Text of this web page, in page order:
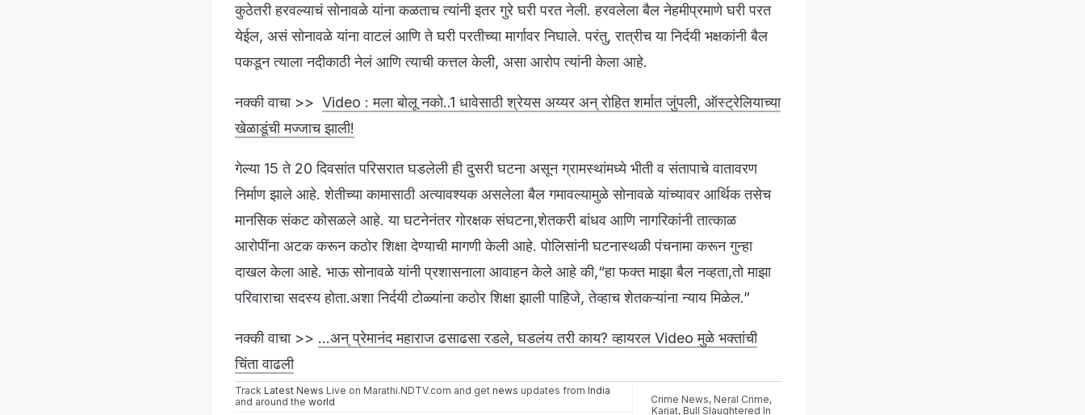
कुठेतरी हरवल्याचं सोनावळे यांना कळताच त्यांनी इतर गुरे घरी परत नेली. हरवलेला बैल नेहमीप्रमाणे घरी परत
येईल, असं सोनावळे यांना वाटलं आणि ते घरी परतीच्या मार्गावर निघाले. परंतु, रात्रीच या निर्दयी भक्षकांनी बैल
पकडून त्याला नदीकाठी नेलं आणि त्याची कत्तल केली, असा आरोप त्यांनी केला आहे.
नक्की वाचा >> Video : मला बोलू नको..1 धावेसाठी श्रेयस अय्यर अन् रोहित शर्मात जुंपली, ऑस्ट्रेलियाच्या
खेळाडूंची मज्जाच झाली!
गेल्या 15 ते 20 दिवसांत परिसरात घडलेली ही दुसरी घटना असून ग्रामस्थांमध्ये भीती व संतापाचे वातावरण
निर्माण झाले आहे. शेतीच्या कामासाठी अत्यावश्यक असलेला बैल गमावल्यामुळे सोनावळे यांच्यावर आर्थिक तसेच
मानसिक संकट कोसळले आहे. या घटनेनंतर गोरक्षक संघटना,शेतकरी बांधव आणि नागरिकांनी तात्काळ
आरोपींना अटक करून कठोर शिक्षा देण्याची मागणी केली आहे. पोलिसांनी घटनास्थळी पंचनामा करून गुन्हा
दाखल केला आहे. भाऊ सोनावळे यांनी प्रशासनाला आवाहन केले आहे की,“हा फक्त माझा बैल नव्हता,तो माझा
परिवाराचा सदस्य होता.अशा निर्दयी टोळ्यांना कठोर शिक्षा झाली पाहिजे, तेव्हाच शेतकऱ्यांना न्याय मिळेल.”
नक्की वाचा >> ...अन् प्रेमानंद महाराज ढसाढसा रडले, घडलंय तरी काय? व्हायरल Video मुळे भक्तांची
चिंता वाढली
Track Latest News Live on Marathi.NDTV.com and get news updates from India
and around the world Crime News, Neral Crime,
Karjat, Bull Slaughtered In